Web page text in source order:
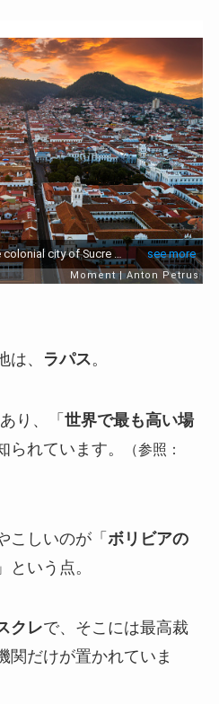
、 ラパス。
り、「 世界で最も高い場
られています。
（参照：
こしいのが「 ボリビアの
という点。
クレで、そこには最高裁
関だけが置かれていま